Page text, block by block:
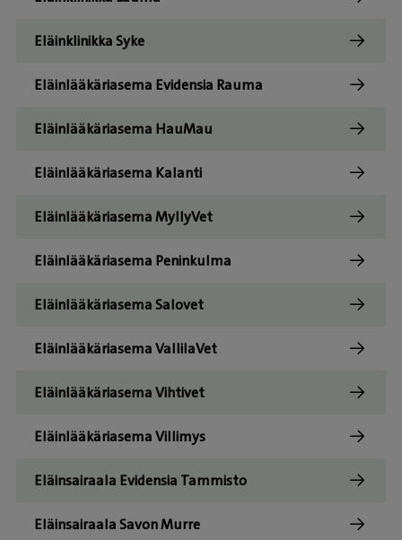
Eläinklinikka Syke
Eläinlääkäriasema Evidensia Rauma
Eläinlääkäriasema HauMau
Eläinlääkäriasema Kalanti
Eläinlääkäriasema MyllyVet
Eläinlääkäriasema Peninkulma
Eläinlääkäriasema Salovet
Eläinlääkäriasema VallilaVet
Eläinlääkäriasema Vihtivet
Eläinlääkäriasema Villimys
Eläinsairaala Evidensia Tammisto
Eläinsairaala Savon Murre